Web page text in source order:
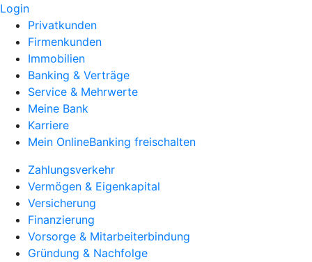
Login
Privatkunden
Firmenkunden
Immobilien
Banking & Verträge
Service & Mehrwerte
Meine Bank
Karriere
Mein OnlineBanking freischalten
Zahlungsverkehr
Vermögen & Eigenkapital
Versicherung
Finanzierung
Vorsorge & Mitarbeiterbindung
Gründung & Nachfolge